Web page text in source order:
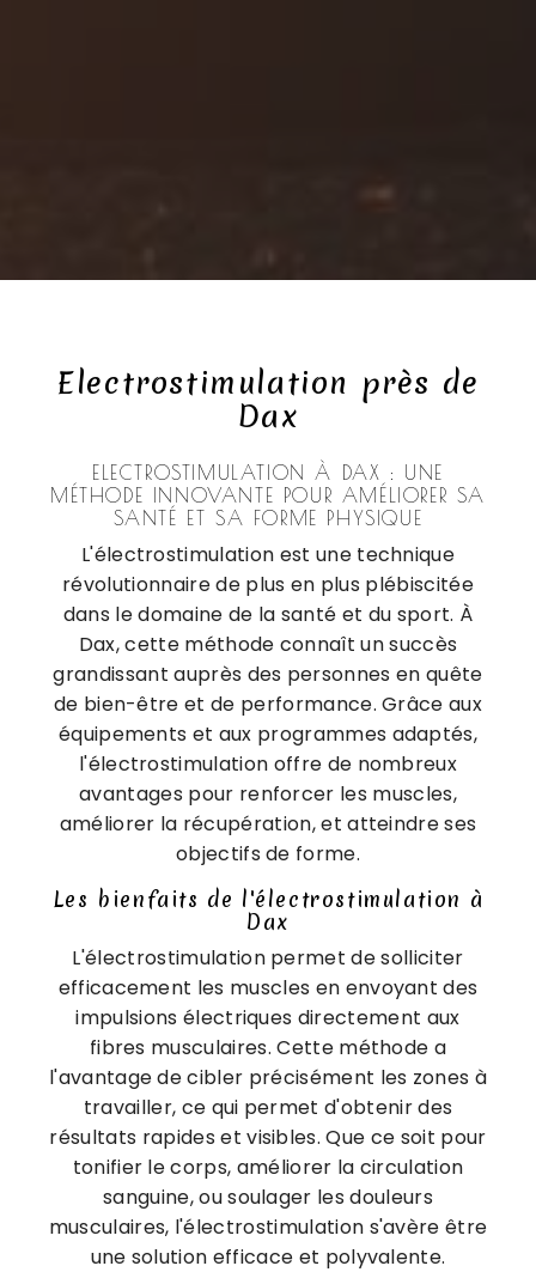
Electrostimulation près de
Dax
ELECTROSTIMULATION À DAX : UNE
MÉTHODE INNOVANTE POUR AMÉLIORER SA
SANTÉ ET SA FORME PHYSIQUE
L'électrostimulation est une technique
révolutionnaire de plus en plus plébiscitée
dans le domaine de la santé et du sport. À
Dax, cette méthode connaît un succès
grandissant auprès des personnes en quête
de bien-être et de performance. Grâce aux
équipements et aux programmes adaptés,
l'électrostimulation offre de nombreux
avantages pour renforcer les muscles,
améliorer la récupération, et atteindre ses
objectifs de forme.
Les bienfaits de l'électrostimulation à
Dax
L'électrostimulation permet de solliciter
efficacement les muscles en envoyant des
impulsions électriques directement aux
fibres musculaires. Cette méthode a
l'avantage de cibler précisément les zones à
travailler, ce qui permet d'obtenir des
résultats rapides et visibles. Que ce soit pour
tonifier le corps, améliorer la circulation
sanguine, ou soulager les douleurs
musculaires, l'électrostimulation s'avère être
une solution efficace et polyvalente.